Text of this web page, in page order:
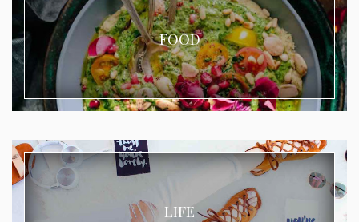
FOOD
LIFE